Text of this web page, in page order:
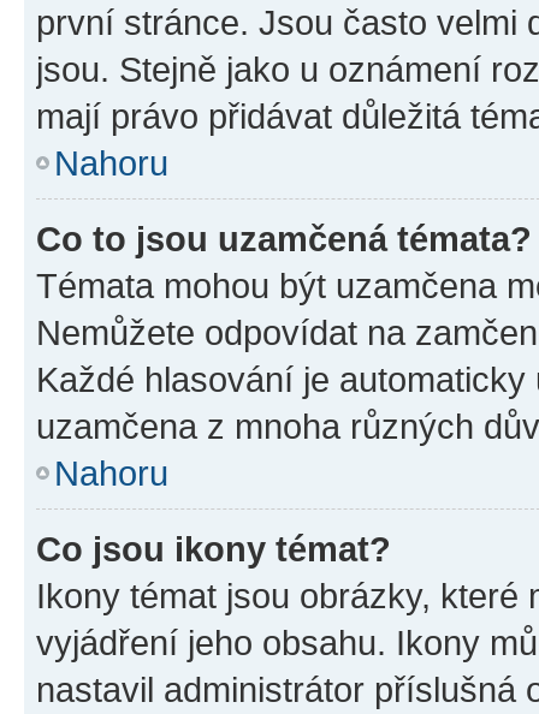
první stránce. Jsou často velmi
jsou. Stejně jako u oznámení
mají právo přidávat důležitá
Nahoru
Co to jsou uzamčená témata?
Témata mohou být uzamčena
Nemůžete odpovídat na
Každé hlasování je
uzamčena z mnoha různých
Nahoru
Co jsou ikony témat?
Ikony témat jsou obrázky,
vyjádření jeho obsahu. Ikony
nastavil administrátor příslušná